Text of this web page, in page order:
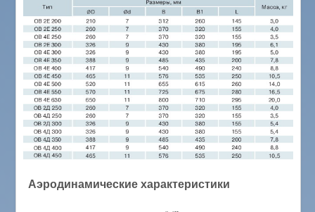
Аэродинамические характеристики